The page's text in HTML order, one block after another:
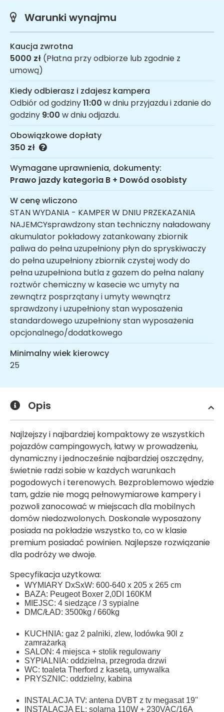
Warunki wynajmu
Kaucja zwrotna
5000 zł (Płatna przy odbiorze lub zgodnie z
umową)
Kiedy odbierasz i zdajesz kampera
Odbiór od godziny11:00 w dniu przyjazdu i zdanie do
godziny 9:00 w dniu odjazdu.
Obowiązkowe dopłaty
350 zł
Wymagane uprawnienia, dokumenty:
Prawo jazdy kategoria B + Dowód osobisty
W cenę wliczono
STAN WYDANIA - ​KAMPER W DNIU PRZEKAZANIA
NAJEMCY​ sprawdzony stan techniczny naładowany
akumulator pokładowy zatankowany zbiornik
paliwa do pełna uzupełniony płyn do spryskiwaczy
do pełna uzupełniony zbiornik czystej wody do
pełna uzupełniona butla z gazem do pełna nalany
roztwór chemiczny w kasecie wc umyty na
zewnątrz posprzątany i umyty wewnątrz
sprawdzony i uzupełniony stan wyposażenia
standardowego uzupełniony stan wyposażenia
opcjonalnego/dodatkowego
Minimalny wiek kierowcy
25
Opis
Najlżejszy i najbardziej kompaktowy ze wszystkich
pojazdów campingowych, łatwy w prowadzeniu,
dynamiczny i jednocześnie najbardziej oszczędny,
świetnie radzi sobie w każdych warunkach
pogodowych i terenowych. Bezproblemowo wjedzie
tam, gdzie nie mogą pełnowymiarowe kampery i
pozwoli zanocować w miejscach dla mobilnych
domów niedozwolonych. Doskonale wyposażony
posiada na pokładzie wszystko to, co w klasie
premium posiadać powinien. Najlepsze rozwiązanie
dla podróży we dwoje.
Specyfikacja użytkowa:
WYMIARY DxSxW: 600-640 x 205 x 265 cm
BAZA: Peugeot Boxer 2,0DI 160KM
MIEJSC: 4 siedzące / 3 sypialne
DMC/ŁAD: 3500kg / 660kg
KUCHNIA: gaz 2 palniki, zlew, lodówka 90l z
zamrażarką
SALON: 4 miejsca + stolik regulowany
SYPIALNIA: oddzielna, przegroda drzwi
WC: toaleta Therford z kasetą, umywalka
PRYSZNIC: oddzielny, kabina
INSTALACJA TV: antena DVBT z tv megasat 19''
INSTALACJA EL: solarna 110W + 230VAC/16A